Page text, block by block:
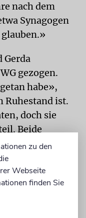
nach dem
Synagogen
Gerda
gezogen.
habe»,
Ruhestand ist.
doch sie
Beide
New York und
in
Lesungen
nun zu Gerda
der 98-
zu den
Webseite
finden Sie